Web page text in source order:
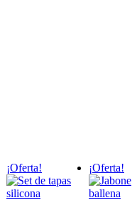
¡Oferta! ¡Oferta!